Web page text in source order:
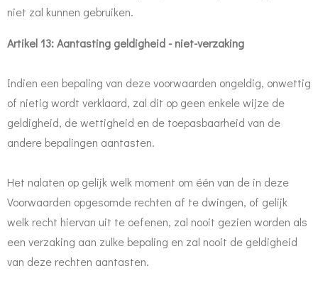
niet zal kunnen gebruiken.
Artikel 13: Aantasting geldigheid - niet-verzaking
Indien een bepaling van deze voorwaarden ongeldig, onwettig
of nietig wordt verklaard, zal dit op geen enkele wijze de
geldigheid, de wettigheid en de toepasbaarheid van de
andere bepalingen aantasten.
Het nalaten op gelijk welk moment om één van de in deze
Voorwaarden opgesomde rechten af te dwingen, of gelijk
welk recht hiervan uit te oefenen, zal nooit gezien worden als
een verzaking aan zulke bepaling en zal nooit de geldigheid
van deze rechten aantasten.